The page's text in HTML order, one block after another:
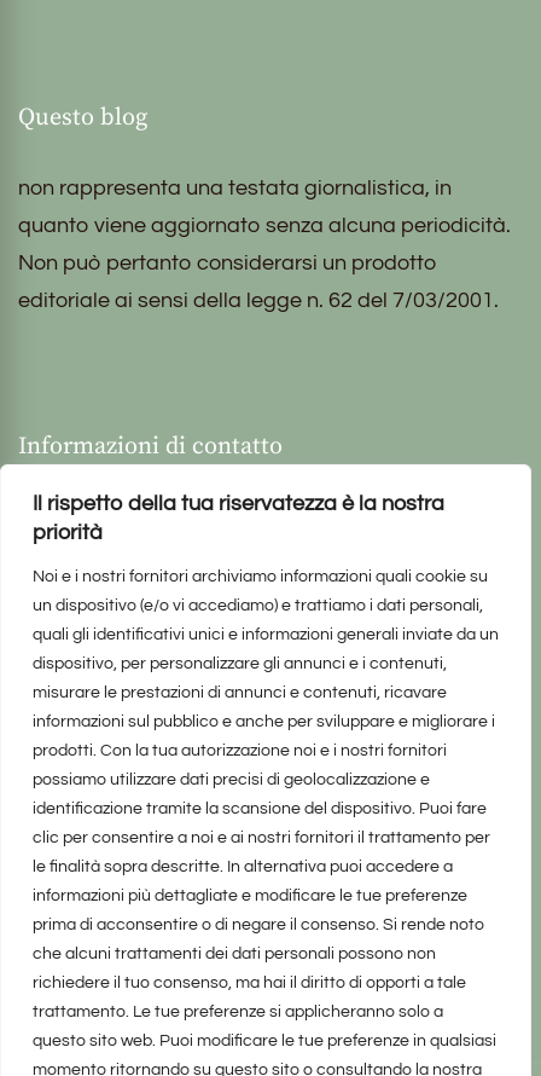
Il rispetto della tua riservatezza è la nostra
priorità
Noi e i nostri fornitori archiviamo informazioni quali cookie su
un dispositivo (e/o vi accediamo) e trattiamo i dati personali,
quali gli identificativi unici e informazioni generali inviate da un
dispositivo, per personalizzare gli annunci e i contenuti,
misurare le prestazioni di annunci e contenuti, ricavare
informazioni sul pubblico e anche per sviluppare e migliorare i
prodotti. Con la tua autorizzazione noi e i nostri fornitori
possiamo utilizzare dati precisi di geolocalizzazione e
identificazione tramite la scansione del dispositivo. Puoi fare
clic per consentire a noi e ai nostri fornitori il trattamento per
le finalità sopra descritte. In alternativa puoi accedere a
informazioni più dettagliate e modificare le tue preferenze
prima di acconsentire o di negare il consenso. Si rende noto
che alcuni trattamenti dei dati personali possono non
richiedere il tuo consenso, ma hai il diritto di opporti a tale
trattamento. Le tue preferenze si applicheranno solo a
questo sito web. Puoi modificare le tue preferenze in qualsiasi
momento ritornando su questo sito o consultando la nostra
Questo blog
non rappresenta una testata giornalistica, in
quanto viene aggiornato senza alcuna periodicità.
Non può pertanto considerarsi un prodotto
editoriale ai sensi della legge n. 62 del 7/03/2001.
Informazioni di contatto